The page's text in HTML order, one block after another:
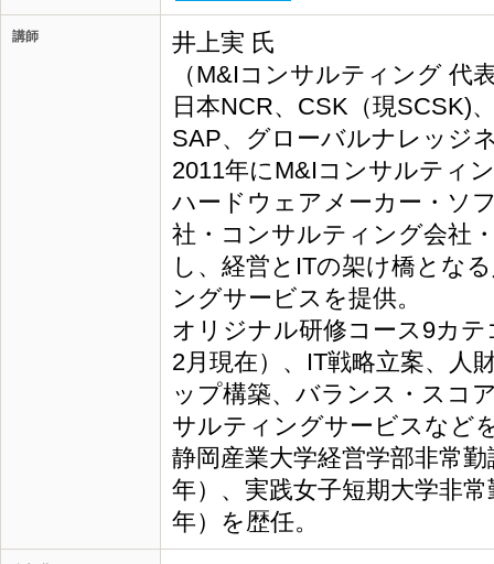
講師
井上実 氏
（M&Iコンサルティング 代
日本NCR、CSK（現SCSK)
SAP、グローバルナレッジ
2011年にM&Iコンサルティ
ハードウェアメーカー・ソ
社・コンサルティング会社
し、経営とITの架け橋とな
ングサービスを提供。
オリジナル研修コース9カ
2月現在）、IT戦略立案、人
ップ構築、バランス・スコ
サルティングサービスなど
静岡産業大学経営学部非常
年）、実践女子短期大学非
年）を歴任。